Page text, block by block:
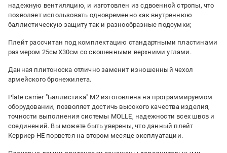
надежную вентиляцию, и изготовлен из сдвоенной стропы, что
позволяет использовать одновременно как внутреннюю
баллистическую защиту так и разнообразные подсумки;
Плейт рассчитан под комплектацию стандартными пластинами
размером 25смХ30см со скошенными верхними углами.
Данная плитоноска отлично заменит изношенный чехол
армейского бронежилета.
Plate carrier "Баллистика" М2 изготовлена ​​на программируемом
оборудовании, позволяет достичь высокого качества изделия,
точности выполнения системы MOLLE, надежности всех швов и
соединений. Вы можете быть уверены, что данный плейт
Керриер НЕ порвется на втором месяце эксплуатации.